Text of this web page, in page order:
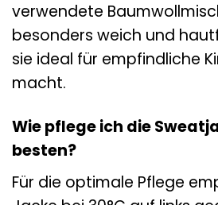
verwendete
besonders weich und
sie ideal für empfindliche
macht.
Wie pflege ich die
besten?
Für die optimale Pflege